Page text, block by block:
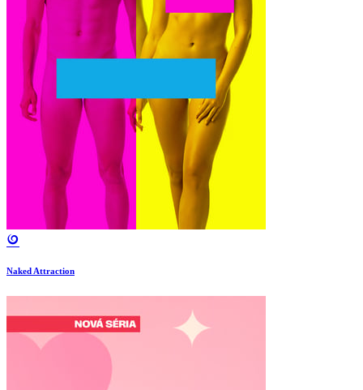
Naked Attraction